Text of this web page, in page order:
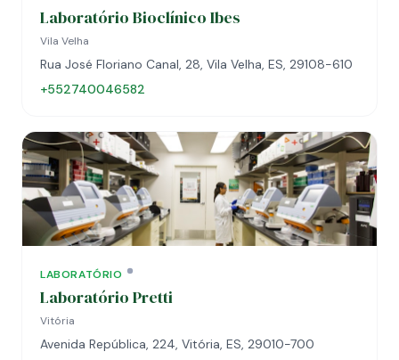
Laboratório Bioclínico Ibes
Vila Velha
Rua José Floriano Canal, 28, Vila Velha, ES, 29108-610
+552740046582
LABORATÓRIO
Laboratório Pretti
Vitória
Avenida República, 224, Vitória, ES, 29010-700